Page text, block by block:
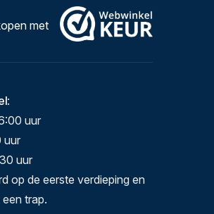
met
:
uur
uur
uur
op de eerste verdieping en
trap.